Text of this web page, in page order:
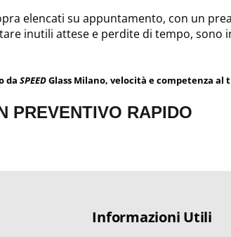
elencati su appuntamento, con un
inutili attese e perdite di tempo,
da SPEEDGlass Milano, velocità e competenza al
PREVENTIVO RAPIDO
Informazioni Utili